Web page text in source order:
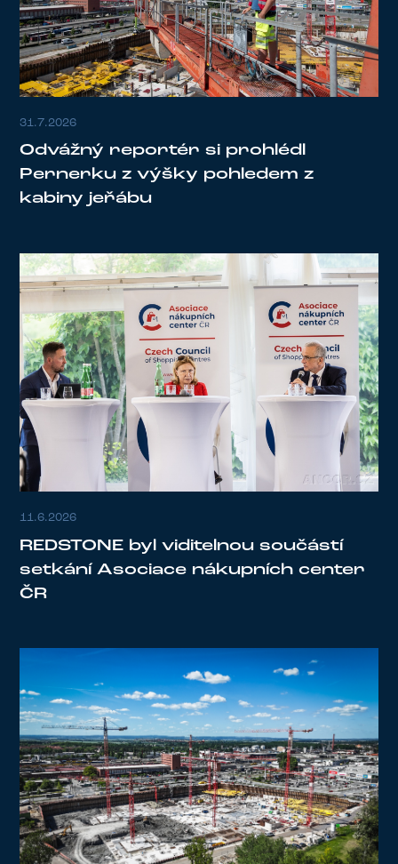
31.7.2026
Odvážný reportér si prohlédl
Pernerku z výšky pohledem z
kabiny jeřábu
11.6.2026
REDSTONE byl viditelnou součástí
setkání Asociace nákupních center
ČR